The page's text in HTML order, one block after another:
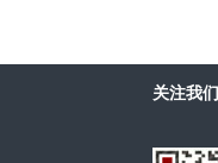
关注我们